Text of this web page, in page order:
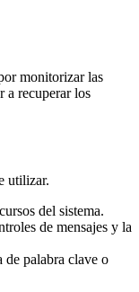
monitorizar las
a recuperar los
utilizar.
del sistema.
de mensajes y la
de palabra clave o